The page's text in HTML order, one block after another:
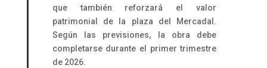
que también reforzará el valor
patrimonial de la plaza del Mercadal.
Según las previsiones, la obra debe
completarse durante el primer trimestre
de 2026.